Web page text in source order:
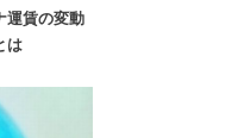
運賃の変動
は